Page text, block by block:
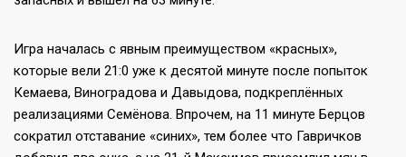
Игра началась с явным преимуществом «красных»,
которые вели 21:0 уже к десятой минуте после попыток
Кемаева, Виноградова и Давыдова, подкреплённых
реализациями Семёнова. Впрочем, на 11 минуте Берцов
сократил отставание «синих», тем более что Гавричков